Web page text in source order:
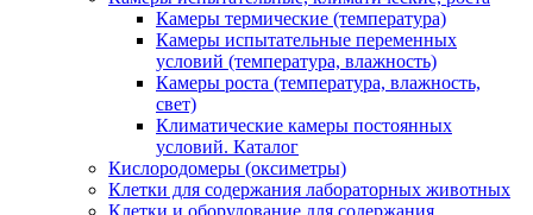
Камеры термические (температура)
Камеры испытательные переменных
условий (температура, влажность)
Камеры роста (температура, влажность,
свет)
Климатические камеры постоянных
условий. Каталог
Кислородомеры (оксиметры)
Клетки для содержания лабораторных животных
Клетки и оборудование для содержания